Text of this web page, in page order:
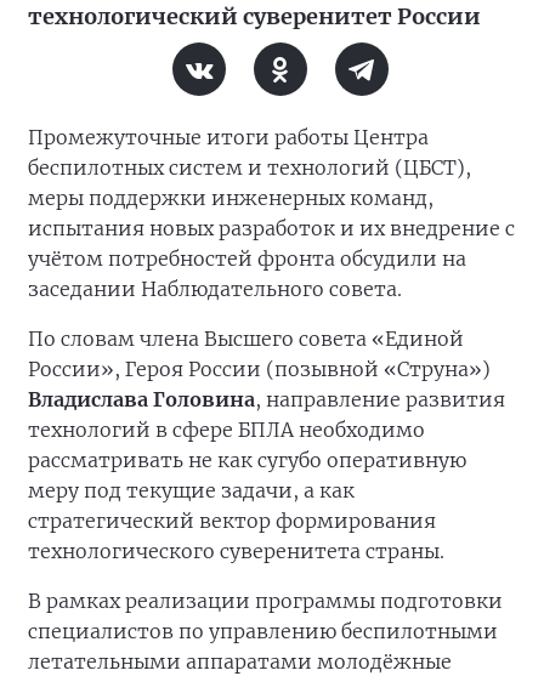
технологический суверенитет России
Промежуточные итоги работы Центра
беспилотных систем и технологий (ЦБСТ),
меры поддержки инженерных команд,
испытания новых разработок и их внедрение с
учётом потребностей фронта обсудили на
заседании Наблюдательного совета.
По словам члена Высшего совета «Единой
России», Героя России (позывной «Струна»)
Владислава Головина, направление развития
технологий в сфере БПЛА необходимо
рассматривать не как сугубо оперативную
меру под текущие задачи, а как
стратегический вектор формирования
технологического суверенитета страны.
В рамках реализации программы подготовки
специалистов по управлению беспилотными
летательными аппаратами молодёжные